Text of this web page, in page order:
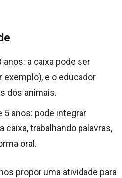
anos: a caixa pode ser
exemplo), e o educador
dos animais.
5 anos: pode integrar
caixa, trabalhando palavras,
oral.
propor uma atividade para